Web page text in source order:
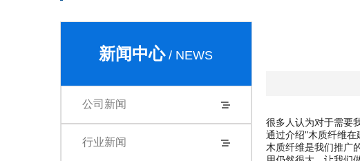
新闻中心/ NEWS
公司新闻
行业新闻
很多人认为对于需要
通过介绍"木质纤维在
木质纤维是我们推广